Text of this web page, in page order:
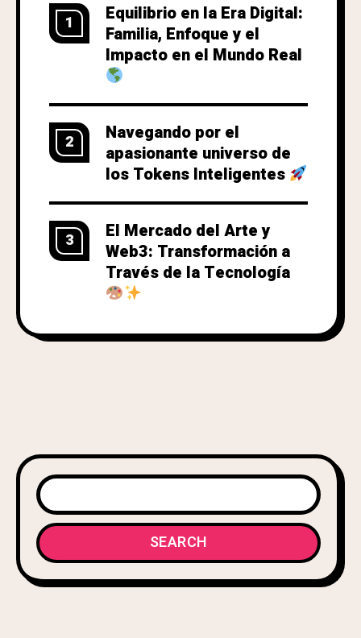
1
Equilibrio en la Era Digital:
Familia, Enfoque y el
Impacto en el Mundo Real
2
Navegando por el
apasionante universo de
los Tokens Inteligentes
3
El Mercado del Arte y
Web3: Transformación a
Través de la Tecnología
SEARCH